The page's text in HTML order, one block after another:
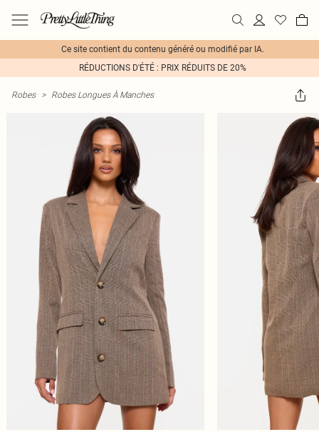
Ce site contient du contenu généré ou modifié par IA.
RÉDUCTIONS D'ÉTÉ : PRIX RÉDUITS DE 20%
Robes > Robes Longues À Manches